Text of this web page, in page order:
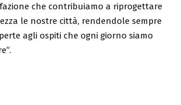
che contribuiamo a riprogettare
le nostre città, rendendole sempre
agli ospiti che ogni giorno siamo